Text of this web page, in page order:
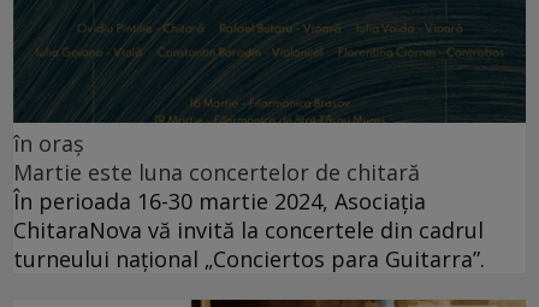
în oraș
Martie este luna concertelor de chitară
În perioada 16-30 martie 2024, Asociația
ChitaraNova vă invită la concertele din cadrul
turneului național „Conciertos para Guitarra”.